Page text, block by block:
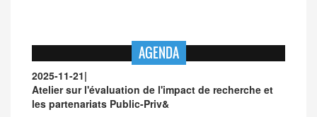
AGENDA
2025-11-21|
Atelier sur l'évaluation de l'impact de recherche et
les partenariats Public-Priv&